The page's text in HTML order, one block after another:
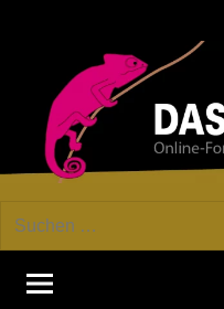
GEDICHT
blog
Forum
von
DAS
Suchen